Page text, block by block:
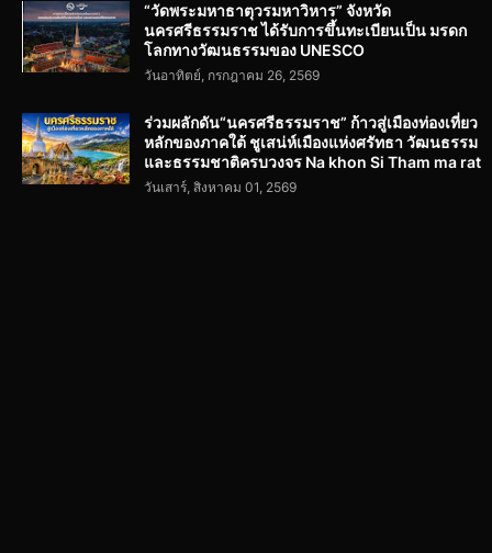
“วัดพระมหาธาตุวรมหาวิหาร” จังหวัด
นครศรีธรรมราช ได้รับการขึ้นทะเบียนเป็น มรดก
โลกทางวัฒนธรรมของ UNESCO
วันอาทิตย์, กรกฎาคม 26, 2569
ร่วมผลักดัน“นครศรีธรรมราช” ก้าวสู่เมืองท่องเที่ยว
หลักของภาคใต้ ชูเสน่ห์เมืองแห่งศรัทธา วัฒนธรรม
และธรรมชาติครบวงจร Na khon Si Tham ma rat
วันเสาร์, สิงหาคม 01, 2569